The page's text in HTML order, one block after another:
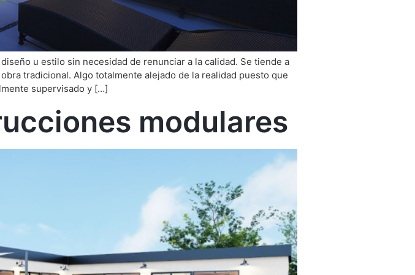
u estilo sin necesidad de renunciar a la calidad. Se tiende a
tradicional. Algo totalmente alejado de la realidad puesto que
supervisado y […]
modulares